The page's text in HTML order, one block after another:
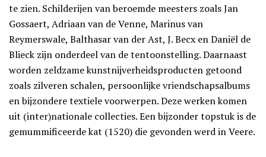
te zien. Schilderijen van beroemde meesters zoals Jan
Gossaert, Adriaan van de Venne, Marinus van
Reymerswale, Balthasar van der Ast, J. Becx en Daniël de
Blieck zijn onderdeel van de tentoonstelling. Daarnaast
worden zeldzame kunstnijverheidsproducten getoond
zoals zilveren schalen, persoonlijke vriendschapsalbums
en bijzondere textiele voorwerpen. Deze werken komen
uit (inter)nationale collecties. Een bijzonder topstuk is de
gemummificeerde kat (1520) die gevonden werd in Veere.